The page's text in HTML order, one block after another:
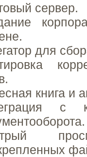
сервер.
для
книга и
с